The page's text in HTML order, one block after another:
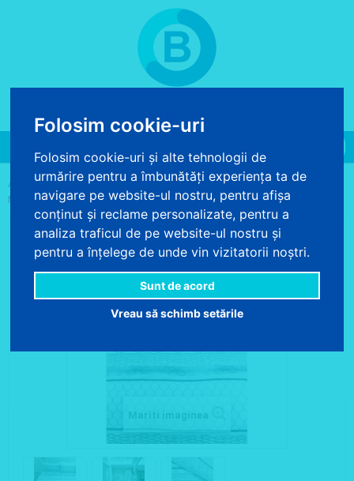
Folosim cookie-uri
Folosim cookie-uri și alte tehnologii de
urmărire pentru a îmbunătăți experiența ta de
navigare pe website-ul nostru, pentru afișa
conținut și reclame personalizate, pentru a
analiza traficul de pe website-ul nostru și
pentru a înțelege de unde vin vizitatorii noștri.
Sunt de acord
Vreau să schimb setările
0 produse - 0.00 lei
navigation
ACASA > DECORATIUNI TEXTILE > LENJERII DE PAT > LENJERIE PAT
MODERNA CU PLASE PESCARESTI
Mariti imaginea